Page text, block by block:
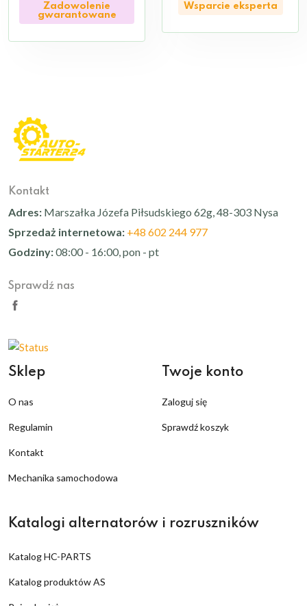
Zadowolenie
gwarantowane
Wsparcie eksperta
Kontakt
Adres: Marszałka Józefa Piłsudskiego 62g, 48-303 Nysa
Sprzedaż internetowa: +48 602 244 977
Godziny:08:00 - 16:00, pon - pt
Sprawdź nas
Sklep
O nas
Regulamin
Kontakt
Mechanika samochodowa
Twoje konto
Zaloguj się
Sprawdź koszyk
Katalogi alternatorów i rozruszników
Katalog HC-PARTS
Katalog produktów AS